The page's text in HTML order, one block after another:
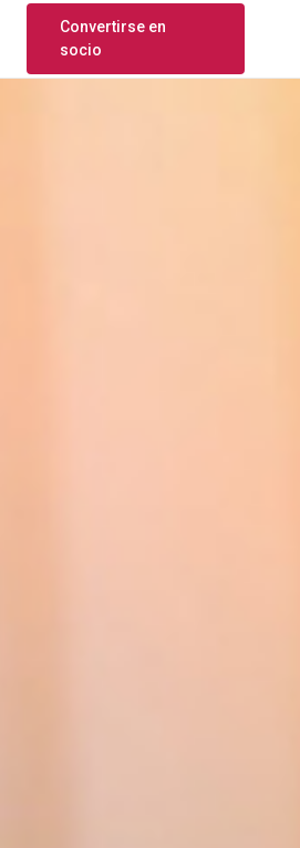
Convertirse en
socio